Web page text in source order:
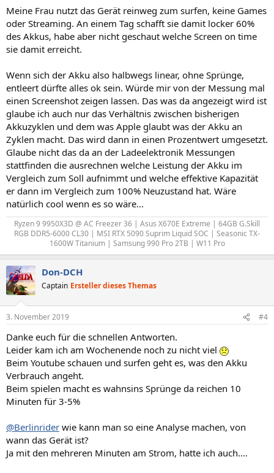
Meine Frau nutzt das Gerät reinweg zum surfen, keine Games
oder Streaming. An einem Tag schafft sie damit locker 60%
des Akkus, habe aber nicht geschaut welche Screen on time
sie damit erreicht.
Wenn sich der Akku also halbwegs linear, ohne Sprünge,
entleert dürfte alles ok sein. Würde mir von der Messung mal
einen Screenshot zeigen lassen. Das was da angezeigt wird ist
glaube ich auch nur das Verhältnis zwischen bisherigen
Akkuzyklen und dem was Apple glaubt was der Akku an
Zyklen macht. Das wird dann in einen Prozentwert umgesetzt.
Glaube nicht das da an der Ladeelektronik Messungen
stattfinden die ausrechnen welche Leistung der Akku im
Vergleich zum Soll aufnimmt und welche effektive Kapazität
er dann im Vergleich zum 100% Neuzustand hat. Wäre
natürlich cool wenn es so wäre...
Ryzen 9 9950X3D @ AC Freezer 36 | Asus X670E Extreme | 64GB G.Skill
RGB DDR5-6000 CL30 | MSI RTX 5090 Suprim Liquid SOC | Seasonic TX-
1600W Titanium | Samsung 990 Pro 2TB | W11 Pro​
Don-DCH
Captain Ersteller dieses Themas
3. November 2019 #4
Danke euch für die schnellen Antworten.
Leider kam ich am Wochenende noch zu nicht viel
Beim Youtube schauen und surfen geht es, was den Akku
Verbrauch angeht.
Beim spielen macht es wahnsins Sprünge da reichen 10
Minuten für 3-5%
@Berlinrider wie kann man so eine Analyse machen, von
wann das Gerät ist?
Ja mit den mehreren Minuten am Strom, hatte ich auch....